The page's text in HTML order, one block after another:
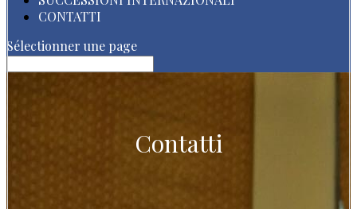
CONTATTI
Sélectionner une page
Contatti